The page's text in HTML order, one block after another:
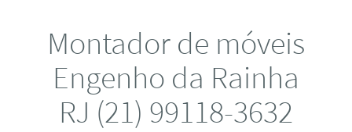
Montador de móveis
Engenho da Rainha
RJ (21) 99118-3632